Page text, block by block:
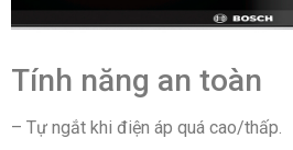
Tính năng an toàn
– Tự ngắt khi điện áp quá cao/thấp.